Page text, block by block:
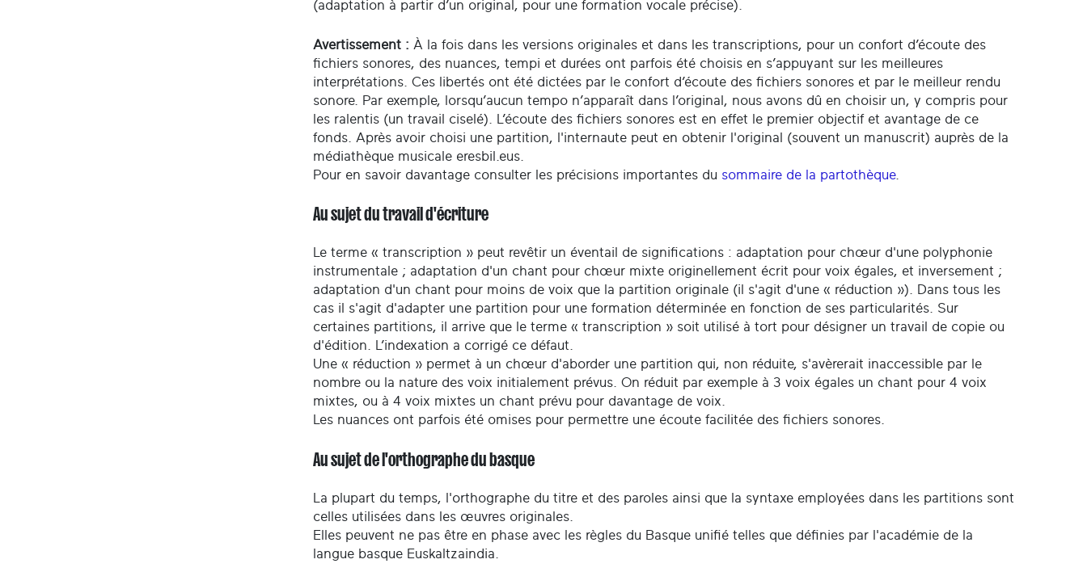
(adaptation à partir d’un original, pour une formation vocale précise).
Avertissement : À la fois dans les versions originales et dans les transcriptions, pour un confort d’écoute des
fichiers sonores, des nuances, tempi et durées ont parfois été choisis en s’appuyant sur les meilleures
interprétations. Ces libertés ont été dictées par le confort d’écoute des fichiers sonores et par le meilleur rendu
sonore. Par exemple, lorsqu’aucun tempo n’apparaît dans l’original, nous avons dû en choisir un, y compris pour
les ralentis (un travail ciselé). L’écoute des fichiers sonores est en effet le premier objectif et avantage de ce
fonds. Après avoir choisi une partition, l'internaute peut en obtenir l'original (souvent un manuscrit) auprès de la
médiathèque musicale eresbil.eus.
Pour en savoir davantage consulter les précisions importantes du sommaire de la partothèque.
Au sujet du travail d'écriture
Le terme « transcription » peut revêtir un éventail de significations : adaptation pour chœur d'une polyphonie
instrumentale ; adaptation d'un chant pour chœur mixte originellement écrit pour voix égales, et inversement ;
adaptation d'un chant pour moins de voix que la partition originale (il s'agit d'une « réduction »). Dans tous les
cas il s'agit d'adapter une partition pour une formation déterminée en fonction de ses particularités. Sur
certaines partitions, il arrive que le terme « transcription » soit utilisé à tort pour désigner un travail de copie ou
d'édition. L’indexation a corrigé ce défaut.
Une « réduction » permet à un chœur d'aborder une partition qui, non réduite, s'avèrerait inaccessible par le
nombre ou la nature des voix initialement prévus. On réduit par exemple à 3 voix égales un chant pour 4 voix
mixtes, ou à 4 voix mixtes un chant prévu pour davantage de voix.
Les nuances ont parfois été omises pour permettre une écoute facilitée des fichiers sonores.
Au sujet de l'orthographe du basque
La plupart du temps, l'orthographe du titre et des paroles ainsi que la syntaxe employées dans les partitions sont
celles utilisées dans les œuvres originales.
Elles peuvent ne pas être en phase avec les règles du Basque unifié telles que définies par l'académie de la
langue basque Euskaltzaindia.